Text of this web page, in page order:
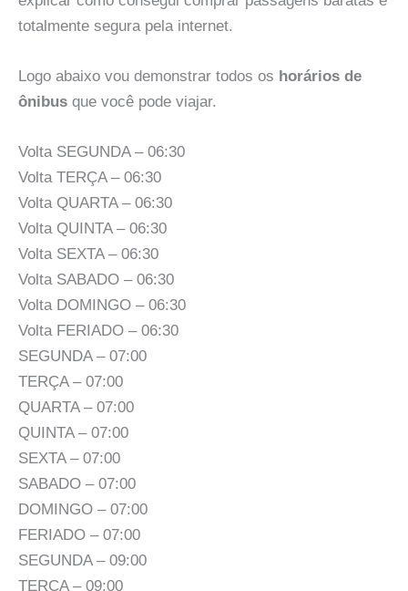
totalmente segura pela internet.
Logo abaixo vou demonstrar todos os horários de
ônibus que você pode viajar.
Volta SEGUNDA – 06:30
Volta TERÇA – 06:30
Volta QUARTA – 06:30
Volta QUINTA – 06:30
Volta SEXTA – 06:30
Volta SABADO – 06:30
Volta DOMINGO – 06:30
Volta FERIADO – 06:30
SEGUNDA – 07:00
TERÇA – 07:00
QUARTA – 07:00
QUINTA – 07:00
SEXTA – 07:00
SABADO – 07:00
DOMINGO – 07:00
FERIADO – 07:00
SEGUNDA – 09:00
TERÇA – 09:00